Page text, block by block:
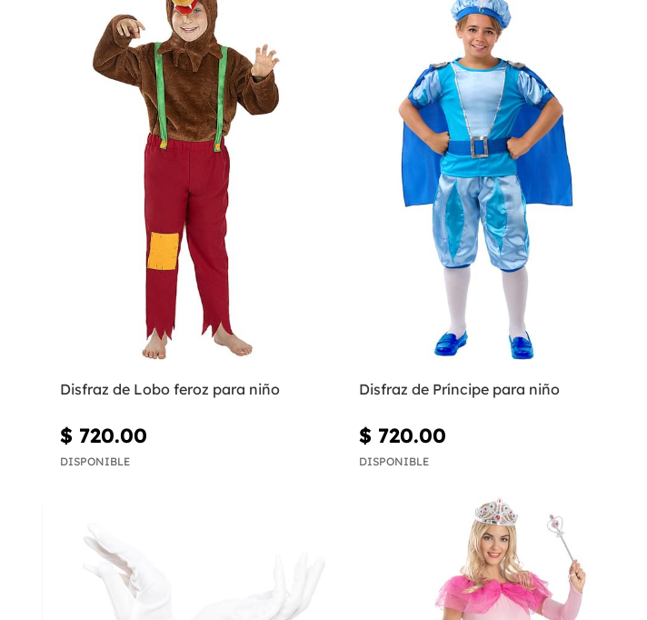
Disfraz de Lobo feroz para niño
$ 720.00
DISPONIBLE
Disfraz de Príncipe para niño
$ 720.00
DISPONIBLE